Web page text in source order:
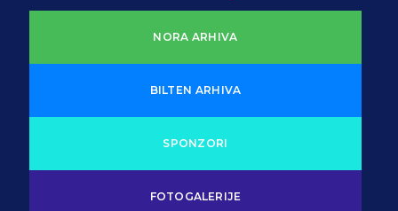
NORA ARHIVA
BILTEN ARHIVA
SPONZORI
FOTOGALERIJE